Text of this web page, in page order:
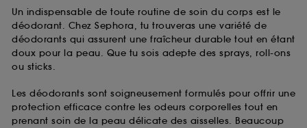
Un indispensable de toute routine de soin du corps est le
déodorant. Chez Sephora, tu trouveras une variété de
déodorants qui assurent une fraîcheur durable tout en étant
doux pour la peau. Que tu sois adepte des sprays, roll-ons
ou sticks.
Les déodorants sont soigneusement formulés pour offrir une
protection efficace contre les odeurs corporelles tout en
prenant soin de la peau délicate des aisselles. Beaucoup